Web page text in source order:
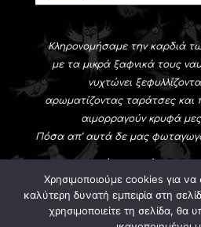
Κληρονομήσαμε την καρδιά
με τα μικρά ξαφνικά τους
νυχτώνει
αρωματίζοντας ταράτσες
αιμορραγούν κρυφά μες
Πόσα απ’ αυτά δε μας
(Θεσσαλονίκη 1931-
Χρησιμοποιούμε cookies για
καλύτερη δυνατή εμπειρία στη
χρησιμοποιείτε τη σελίδα, θα